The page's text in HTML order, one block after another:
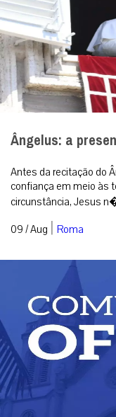
Ângelus: a
Antes da recitação do
confiança em meio às
circunstância, Jesus
09 / Aug | Roma